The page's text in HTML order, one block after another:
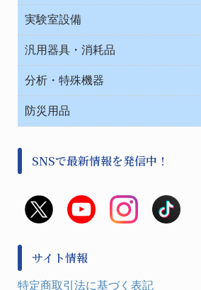
ベット周辺
ベンチ無菌ドラフト
院内感染防止、空気清浄器類
運搬
温度・湿度管理機器
加圧・減圧・油ポンプ
撹拌機 ２
救急
金属、ホーロー容器・バット類
金属・樹脂実験必需１
健康機器・用品
検査・計測
救急
健康機器・用品
事務・受付
処置・手術
中材・滅菌・洗浄
ノート・紙製品
実験室設備
コンテナー保温容器
工具類
事務用品・ＯＡデスク
清掃用品
汎用器具・消耗品
テープ・ラベル・紙製
金属・樹脂実験必需２
樹脂容器各種
分析・特殊機器
検査用品
分離・分析ロシ
防災用品
初期活動・対策本部
非常用食料品
風水害対策用品
防犯用品・その他
SNSで最新情報を発信中！
サイト情報
特定商取引法に基づく表記